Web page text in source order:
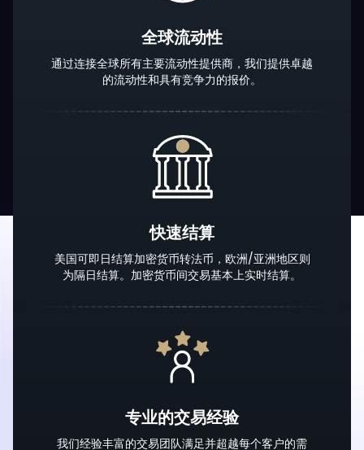
全球流动性
通过连接全球所有主要流动性提供商，我们提供卓越
的流动性和具有竞争力的报价。
快速结算
美国可即日结算加密货币转法币，欧洲/亚洲地区则
为隔日结算。加密货币间交易基本上实时结算。
专业的交易经验
我们经验丰富的交易团队满足并超越每个客户的需